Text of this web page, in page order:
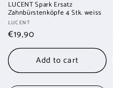
LUCENT Spark Ersatz
Zahnbürstenköpfe 4 Stk. weiss
Vendor:
LUCENT
Regular
price
€19,90
Add to cart